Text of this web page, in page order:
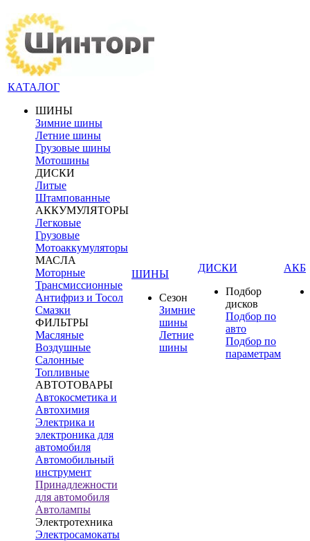
КАТАЛОГ
ШИНЫ
Зимние шины
Летние шины
Грузовые шины
Мотошины
ДИСКИ
Литые
Штампованные
АККУМУЛЯТОРЫ
Легковые
Грузовые
Мотоаккумуляторы
МАСЛА
Моторные
Трансмиссионные
Антифриз и Тосол
Смазки
ФИЛЬТРЫ
Масляные
Воздушные
Салонные
Топливные
АВТОТОВАРЫ
Автокосметика и
Автохимия
Электрика и
электроника для
автомобиля
Автомобильный
инструмент
Принадлежности
для автомобиля
Автолампы
Электротехника
Электросамокаты
ШИНЫ
Сезон
Зимние
шины
Летние
шины
ДИСКИ
Подбор
дисков
Подбор по
авто
Подбор по
параметрам
АКБ